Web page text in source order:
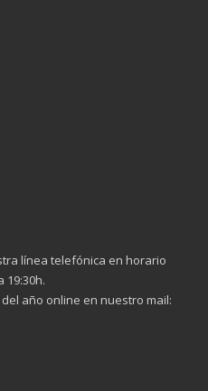
línea telefónica en horario
19:30h.
año online en nuestro mail: